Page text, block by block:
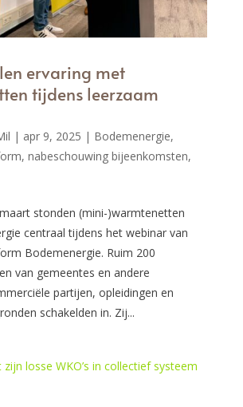
ervaring met
tijdens leerzaam
| apr 9, 2025 | Bodemenergie,
, nabeschouwing bijeenkomsten,
stonden (mini-)warmtenetten
centraal tijdens het webinar van
Bodemenergie. Ruim 200
van gemeentes en andere
partijen, opleidingen en
schakelden in. Zij...